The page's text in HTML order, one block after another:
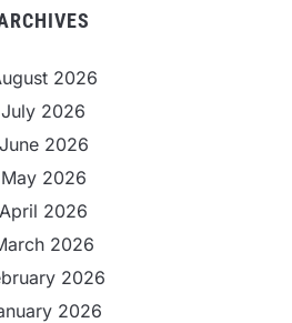
2026
July 2026
June 2026
May 2026
April 2026
2026
2026
2026